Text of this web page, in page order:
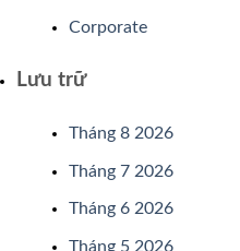
Corporate
Lưu trữ
Tháng 8 2026
Tháng 7 2026
Tháng 6 2026
Tháng 5 2026